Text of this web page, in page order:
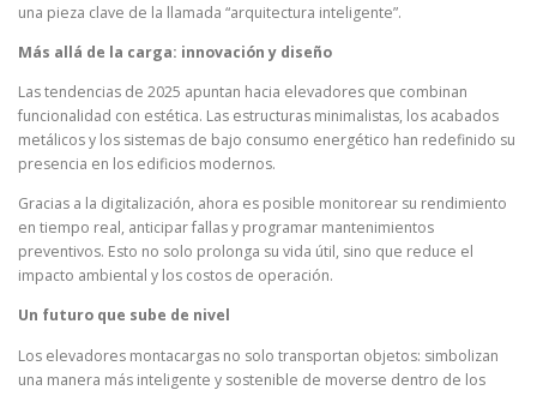
una pieza clave de la llamada “arquitectura inteligente”.
Más allá de la carga: innovación y diseño
Las tendencias de 2025 apuntan hacia elevadores que combinan
funcionalidad con estética. Las estructuras minimalistas, los acabados
metálicos y los sistemas de bajo consumo energético han redefinido su
presencia en los edificios modernos.
Gracias a la digitalización, ahora es posible monitorear su rendimiento
en tiempo real, anticipar fallas y programar mantenimientos
preventivos. Esto no solo prolonga su vida útil, sino que reduce el
impacto ambiental y los costos de operación.
Un futuro que sube de nivel
Los elevadores montacargas no solo transportan objetos: simbolizan
una manera más inteligente y sostenible de moverse dentro de los